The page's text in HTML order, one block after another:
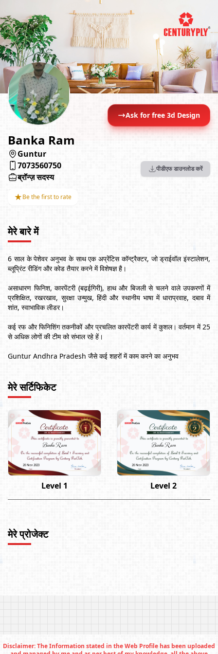
Ask for free 3d Design
Banka Ram
Guntur
7073560750
ब्रॉन्ज़ सदस्य
★Be the first to rate
पीडीएफ डाउनलोड करें
मेरे बारे में
6 साल के पेशेवर अनुभव के साथ एक अप्रेंटिस कॉन्ट्रैक्टर, जो ड्राईवॉल इंस्टालेशन,
ब्लूप्रिंट रीडिंग और कोड तैयार करने में विशेषज्ञ है।
असाधारण फिनिश, कारपेंटरी (बढ़ईगिरी), हाथ और बिजली से चलने वाले उपकरणों में
प्रशिक्षित, रखरखाव, सुरक्षा उन्मुख, हिंदी और स्थानीय भाषा में धाराप्रवाह, दबाव में
शांत, स्वाभाविक लीडर।
कई रफ और फिनिशिंग तकनीकों और प्रचलित कारपेंटरी कार्य में कुशल। वर्तमान में 25
से अधिक लोगों की टीम को संभाल रहे हें।
Guntur Andhra Pradesh जैसे कई शहरों में काम करने का अनुभव
मेरे सर्टिफिकेट
Banka Ram
20 Nov 2023
Level 1
Banka Ram
20 Nov 2023
Level 2
मेरे प्रोजेक्ट
Disclaimer: The Information stated in the Web Profile has been uploaded